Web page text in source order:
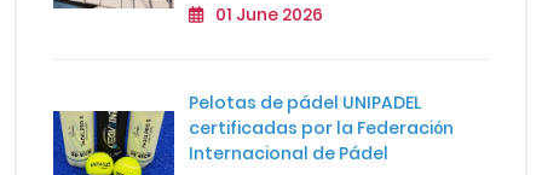
01 June 2026
Pelotas de pádel UNIPADEL
certificadas por la Federación
Internacional de Pádel